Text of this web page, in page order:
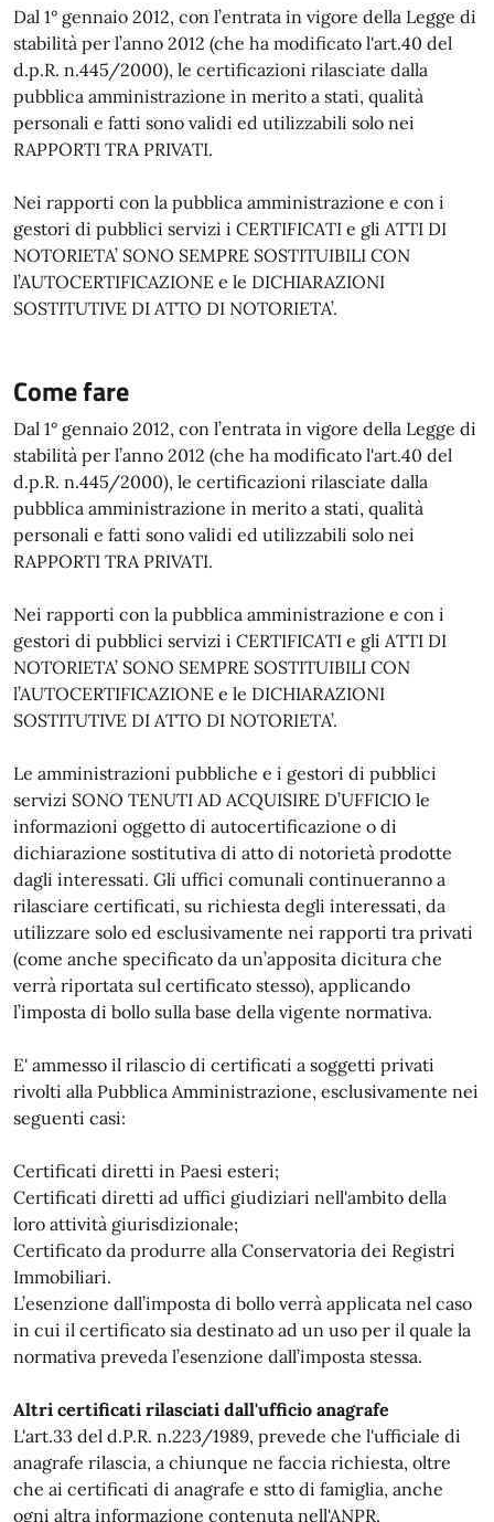
Dal 1° gennaio 2012, con l’entrata in vigore della Legge di
stabilità per l’anno 2012 (che ha modificato l'art.40 del
d.p.R. n.445/2000), le certificazioni rilasciate dalla
pubblica amministrazione in merito a stati, qualità
personali e fatti sono validi ed utilizzabili solo nei
RAPPORTI TRA PRIVATI.
Nei rapporti con la pubblica amministrazione e con i
gestori di pubblici servizi i CERTIFICATI e gli ATTI DI
NOTORIETA’ SONO SEMPRE SOSTITUIBILI CON
l’AUTOCERTIFICAZIONE e le DICHIARAZIONI
SOSTITUTIVE DI ATTO DI NOTORIETA’.
Come fare
Dal 1° gennaio 2012, con l’entrata in vigore della Legge di
stabilità per l’anno 2012 (che ha modificato l'art.40 del
d.p.R. n.445/2000), le certificazioni rilasciate dalla
pubblica amministrazione in merito a stati, qualità
personali e fatti sono validi ed utilizzabili solo nei
RAPPORTI TRA PRIVATI.
Nei rapporti con la pubblica amministrazione e con i
gestori di pubblici servizi i CERTIFICATI e gli ATTI DI
NOTORIETA’ SONO SEMPRE SOSTITUIBILI CON
l’AUTOCERTIFICAZIONE e le DICHIARAZIONI
SOSTITUTIVE DI ATTO DI NOTORIETA’.
Le amministrazioni pubbliche e i gestori di pubblici
servizi SONO TENUTI AD ACQUISIRE D’UFFICIO le
informazioni oggetto di autocertificazione o di
dichiarazione sostitutiva di atto di notorietà prodotte
dagli interessati. Gli uffici comunali continueranno a
rilasciare certificati, su richiesta degli interessati, da
utilizzare solo ed esclusivamente nei rapporti tra privati
(come anche specificato da un’apposita dicitura che
verrà riportata sul certificato stesso), applicando
l’imposta di bollo sulla base della vigente normativa.
E' ammesso il rilascio di certificati a soggetti privati
rivolti alla Pubblica Amministrazione, esclusivamente nei
seguenti casi:
Certificati diretti in Paesi esteri;
Certificati diretti ad uffici giudiziari nell'ambito della
loro attività giurisdizionale;
Certificato da produrre alla Conservatoria dei Registri
Immobiliari.
L’esenzione dall’imposta di bollo verrà applicata nel caso
in cui il certificato sia destinato ad un uso per il quale la
normativa preveda l’esenzione dall’imposta stessa.
Altri certificati rilasciati dall'ufficio anagrafe
L'art.33 del d.P.R. n.223/1989, prevede che l'ufficiale di
anagrafe rilascia, a chiunque ne faccia richiesta, oltre
che ai certificati di anagrafe e stto di famiglia, anche
ogni altra informazione contenuta nell'ANPR.